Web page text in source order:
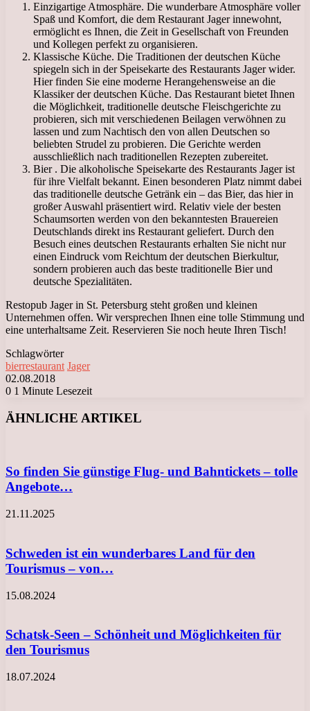
Einzigartige Atmosphäre. Die wunderbare Atmosphäre voller
Spaß und Komfort, die dem Restaurant Jager innewohnt,
ermöglicht es Ihnen, die Zeit in Gesellschaft von Freunden
und Kollegen perfekt zu organisieren.
Klassische Küche. Die Traditionen der deutschen Küche
spiegeln sich in der Speisekarte des Restaurants Jager wider.
Hier finden Sie eine moderne Herangehensweise an die
Klassiker der deutschen Küche. Das Restaurant bietet Ihnen
die Möglichkeit, traditionelle deutsche Fleischgerichte zu
probieren, sich mit verschiedenen Beilagen verwöhnen zu
lassen und zum Nachtisch den von allen Deutschen so
beliebten Strudel zu probieren. Die Gerichte werden
ausschließlich nach traditionellen Rezepten zubereitet.
Bier . Die alkoholische Speisekarte des Restaurants Jager ist
für ihre Vielfalt bekannt. Einen besonderen Platz nimmt dabei
das traditionelle deutsche Getränk ein – das Bier, das hier in
großer Auswahl präsentiert wird. Relativ viele der besten
Schaumsorten werden von den bekanntesten Brauereien
Deutschlands direkt ins Restaurant geliefert. Durch den
Besuch eines deutschen Restaurants erhalten Sie nicht nur
einen Eindruck vom Reichtum der deutschen Bierkultur,
sondern probieren auch das beste traditionelle Bier und
deutsche Spezialitäten.
Restopub Jager in St. Petersburg steht großen und kleinen
Unternehmen offen. Wir versprechen Ihnen eine tolle Stimmung und
eine unterhaltsame Zeit. Reservieren Sie noch heute Ihren Tisch!
Schlagwörter
bierrestaurant Jager
02.08.2018
0 1 Minute Lesezeit
ÄHNLICHE ARTIKEL
So finden Sie günstige Flug- und Bahntickets – tolle
Angebote…
21.11.2025
Schweden ist ein wunderbares Land für den
Tourismus – von…
15.08.2024
Schatsk-Seen – Schönheit und Möglichkeiten für
den Tourismus
18.07.2024